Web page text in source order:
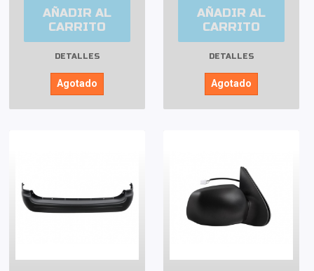
AÑADIR AL
CARRITO
DETALLES
Agotado
AÑADIR AL
CARRITO
DETALLES
Agotado